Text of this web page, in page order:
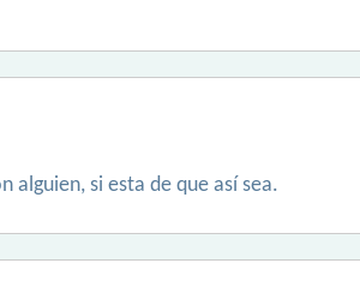
alguien, si esta de que así sea.